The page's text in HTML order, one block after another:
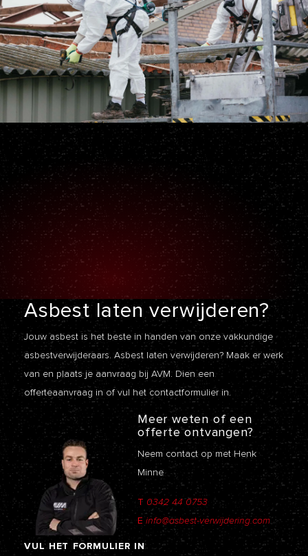
Asbest latenverwijderen?
Jouw asbest is het beste in handen van onze vakkundige
asbestverwijderaars. Asbest laten verwijderen? Maak er werk
van en plaats je aanvraag bij AVM. Dien een
offerteaanvraag in of vul het contactformulier in.
Meer weten of een
offerte ontvangen?
Neem contact op met Henk
Minne
T 0342 44 0753
E info@asbest-verwijdering.com
VUL HET FORMULIER IN